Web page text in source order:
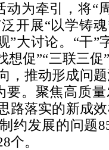
动为牵引，将“
开展“以学铸
”大讨论。“干”
想促”“三联三
，推动形成问
要。聚焦高质
路落实的新成
约发展的问题
个。